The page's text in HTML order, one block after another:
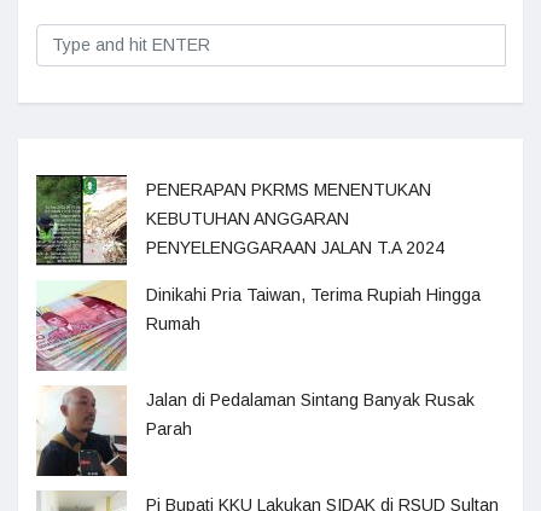
PENERAPAN PKRMS MENENTUKAN
KEBUTUHAN ANGGARAN
PENYELENGGARAAN JALAN T.A 2024
Dinikahi Pria Taiwan, Terima Rupiah Hingga
Rumah
Jalan di Pedalaman Sintang Banyak Rusak
Parah
Pj Bupati KKU Lakukan SIDAK di RSUD Sultan